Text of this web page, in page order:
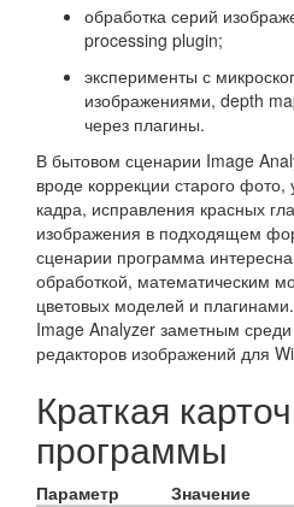
обработка серий
processing plugin;
эксперименты с
изображениями, depth
через плагины.
В бытовом сценарии Image
вроде коррекции старого
кадра, исправления красных
изображения в подходящем
сценарии программа
обработкой, математическим
цветовых моделей и
Image Analyzer заметным
редакторов изображений для
Краткая
программы
Параметр
Значение